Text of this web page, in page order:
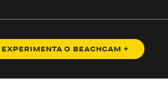
EXPERIMENTA O BEACHCAM +